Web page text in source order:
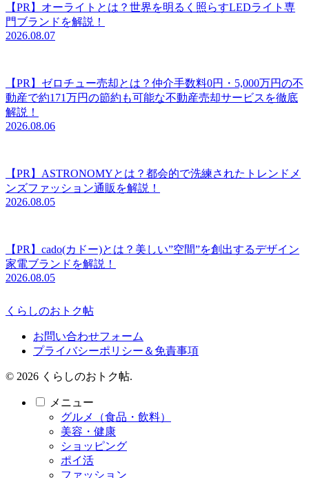
【PR】オーライトとは？世界を明るく照らすLEDライト専
門ブランドを解説！
2026.08.07
【PR】ゼロチュー売却とは？仲介手数料0円・5,000万円の不
動産で約171万円の節約も可能な不動産売却サービスを徹底
解説！
2026.08.06
【PR】ASTRONOMYとは？都会的で洗練されたトレンドメ
ンズファッション通販を解説！
2026.08.05
【PR】cado(カドー)とは？美しい”空間”を創出するデザイン
家電ブランドを解説！
2026.08.05
くらしのおトク帖
お問い合わせフォーム
プライバシーポリシー＆免責事項
© 2026 くらしのおトク帖.
メニュー
グルメ（食品・飲料）
美容・健康
ショッピング
ポイ活
ファッション